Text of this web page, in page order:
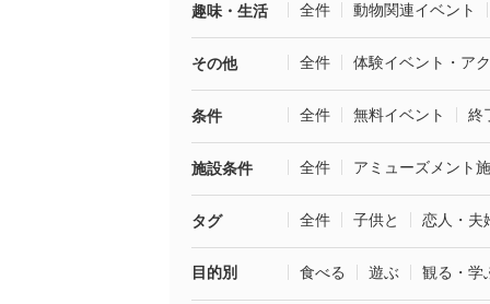
趣味・生活 全件 動物関連イベント
その他 全件 体験イベント・ア
条件 全件 無料イベント 終
施設条件 全件 アミューズメント
タグ 全件 子供と 恋人・夫
目的別 食べる 遊ぶ 観る・学